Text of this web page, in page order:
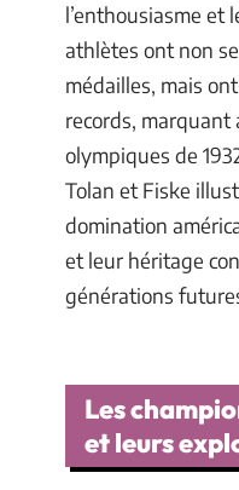
l’enthousiasme et
athlètes ont non
médailles, mais
records, marquant
olympiques de
Tolan et Fiske
domination
et leur héritage
générations
Les
et leurs